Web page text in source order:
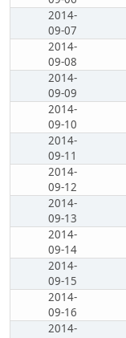
2014-
09-07
2014-
09-08
2014-
09-09
2014-
09-10
2014-
09-11
2014-
09-12
2014-
09-13
2014-
09-14
2014-
09-15
2014-
09-16
2014-